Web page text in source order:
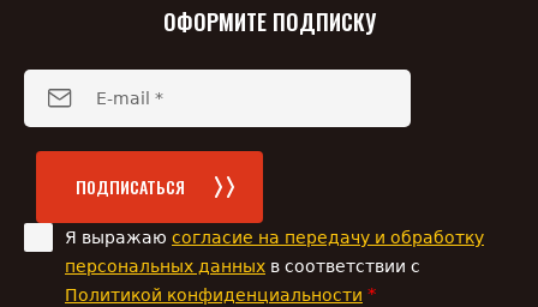
ОФОРМИТЕ ПОДПИСКУ
Я выражаю согласие на передачу и обработку
персональных данных в соответствии с
Политикой конфиденциальности *
ПОДПИСАТЬСЯ